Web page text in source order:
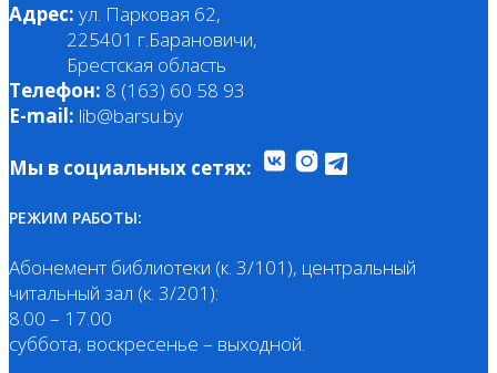
Адрес: ул. Парковая 62,
225401 г.Барановичи,
Брестская область
Телефон: 8 (163) 60 58 93
E-mail: lib@barsu.by
Мы в социальных сетях:
РЕЖИМ РАБОТЫ:
Абонемент библиотеки (к. 3/101), центральный
читальный зал (к. 3/201):
8.00 – 17.00
суббота, воскресенье – выходной.